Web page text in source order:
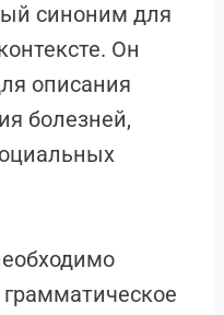
синоним для
Он
описания
болезней,